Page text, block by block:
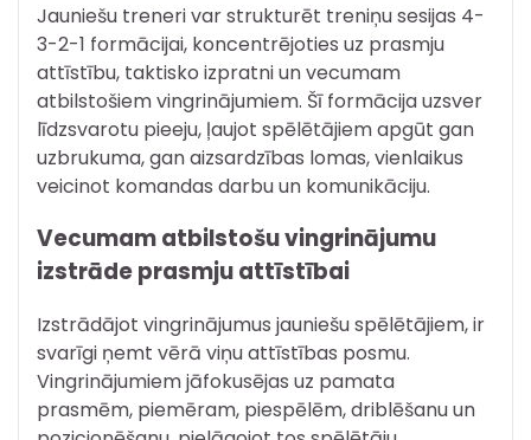
Jauniešu treneri var strukturēt treniņu sesijas 4-
3-2-1 formācijai, koncentrējoties uz prasmju
attīstību, taktisko izpratni un vecumam
atbilstošiem vingrinājumiem. Šī formācija uzsver
līdzsvarotu pieeju, ļaujot spēlētājiem apgūt gan
uzbrukuma, gan aizsardzības lomas, vienlaikus
veicinot komandas darbu un komunikāciju.
Vecumam atbilstošu vingrinājumu
izstrāde prasmju attīstībai
Izstrādājot vingrinājumus jauniešu spēlētājiem, ir
svarīgi ņemt vērā viņu attīstības posmu.
Vingrinājumiem jāfokusējas uz pamata
prasmēm, piemēram, piespēlēm, driblēšanu un